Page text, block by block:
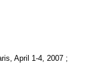
April 1-4, 2007 ;